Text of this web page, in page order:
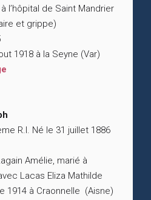
l’hôpital de Saint Mandrier
et grippe)
1918 à la Seyne (Var)
R.I. Né le 31 juillet 1886
Amélie, marié à
Lacas Eliza Mathilde
1914 à Craonnelle (Aisne)